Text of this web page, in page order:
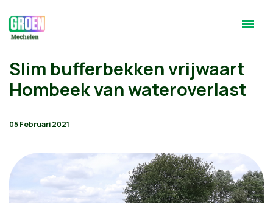
Slim bufferbekken vrijwaart
Hombeek van wateroverlast
05 Februari 2021